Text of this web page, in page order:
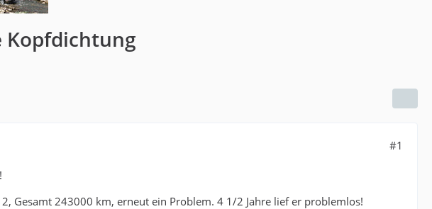
Kopfdichtung
#1
Gesamt 243000 km, erneut ein Problem. 4 1/2 Jahre lief er problemlos!